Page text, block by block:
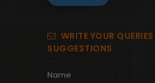
WRITE YOUR
SUGGESTIONS
Name